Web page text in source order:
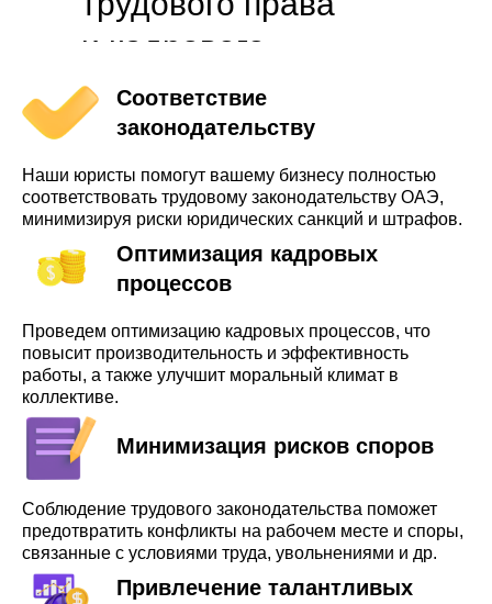
и кадрового
аудита в ОАЭ
Соответствие
законодательству
Наши юристы помогут вашему бизнесу полностью
соответствовать трудовому законодательству ОАЭ,
минимизируя риски юридических санкций и штрафов.
Оптимизация кадровых
процессов
Проведем оптимизацию кадровых процессов, что
повысит производительность и эффективность
работы, а также улучшит моральный климат в
коллективе.
Минимизация рисков споров
Соблюдение трудового законодательства поможет
предотвратить конфликты на рабочем месте и споры,
связанные с условиями труда, увольнениями и др.
Привлечение талантливых